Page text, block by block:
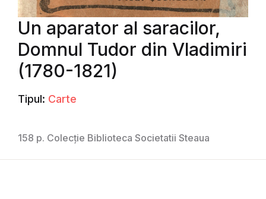
Un aparator al saracilor,
Domnul Tudor din Vladimiri
(1780-1821)
Tipul: Carte
158 p. Colecție Biblioteca Societatii Steaua